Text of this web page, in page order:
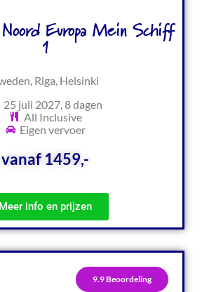
Europa Mein Schiff
1
Riga, Helsinki
25 juli 2027, 8 dagen
All Inclusive
Eigen vervoer
vanaf 1459,-
Meer info en prijzen
9.9 Beoordeling